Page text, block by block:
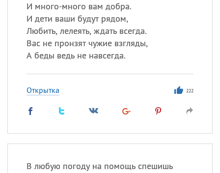
И много-много вам добра.
И дети ваши будут рядом,
Любить, лелеять, ждать всегда.
Вас не пронзят чужие взгляды,
А беды ведь не навсегда.
Открытка 222
В любую погоду на помощь спешишь